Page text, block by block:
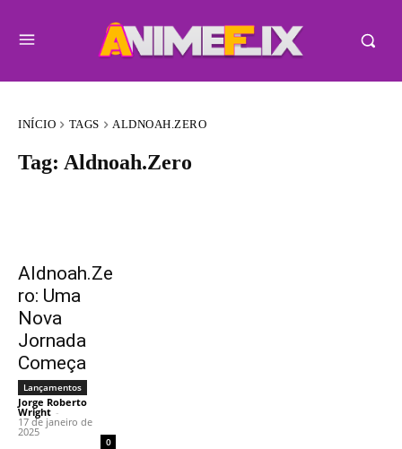
INÍCIO TAGS ALDNOAH.ZERO
Tag: Aldnoah.Zero
Aldnoah.Ze
ro: Uma
Nova
Jornada
Começa
Lançamentos
Jorge Roberto
Wright -
17 de janeiro de
2025
0